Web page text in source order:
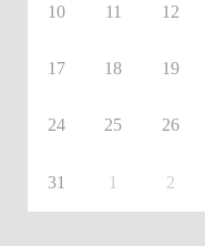
10 11 12
17 18 19
24 25 26
31 1 2